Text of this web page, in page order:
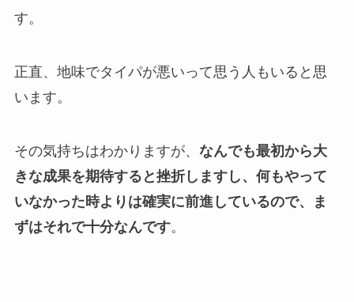
す。
正直、地味でタイパが悪いって思う人もいると思
います。
その気持ちはわかりますが、 なんでも最初から大
きな成果を期待すると挫折しますし、 何もやって
いなかった時よりは確実に前進 しているので、ま
ずはそれで十分なんです。